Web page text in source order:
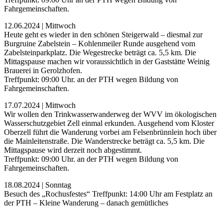
Fahrgemeinschaften.
12.06.2024 | Mittwoch
Heute geht es wieder in den schönen Steigerwald – diesmal zur
Burgruine Zabelstein – Kohlenmeiler Runde ausgehend vom
Zabelsteinparkplatz. Die Wegestrecke beträgt ca. 5,5 km. Die
Mittagspause machen wir voraussichtlich in der Gaststätte Weinig
Brauerei in Gerolzhofen.
Treffpunkt: 09:00 Uhr. an der PTH wegen Bildung von
Fahrgemeinschaften.
17.07.2024 | Mittwoch
Wir wollen den Trinkwasserwanderweg der WVV im ökologischen
Wasserschutzgebiet Zell einmal erkunden. Ausgehend vom Kloster
Oberzell führt die Wanderung vorbei am Felsenbrünnlein hoch über
die Mainleitenstraße. Die Wanderstrecke beträgt ca. 5,5 km. Die
Mittagspause wird derzeit noch abgestimmt.
Treffpunkt: 09:00 Uhr. an der PTH wegen Bildung von
Fahrgemeinschaften.
18.08.2024 | Sonntag
Besuch des „Rochusfestes“ Treffpunkt: 14:00 Uhr am Festplatz an
der PTH – Kleine Wanderung – danach gemütliches